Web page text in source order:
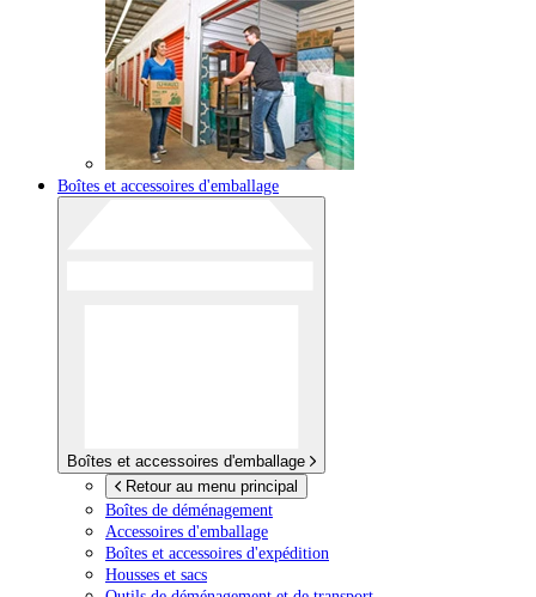
Boîtes et accessoires d'emballage
Boîtes et accessoires d'emballage
Retour au menu principal
Boîtes de déménagement
Accessoires d'emballage
Boîtes et accessoires d'expédition
Housses et sacs